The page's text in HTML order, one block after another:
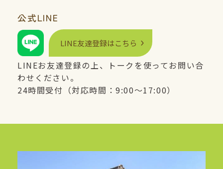
公式LINE
LINE友達登録はこちら
LINEお友達登録の上、トークを使ってお問い合
わせください。
24時間受付（対応時間：9:00〜17:00）